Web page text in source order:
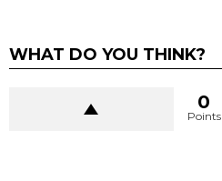
WHAT DO YOU THINK?
0
Points